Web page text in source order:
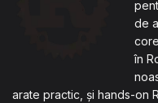
de
în
arate practic, și hands-on